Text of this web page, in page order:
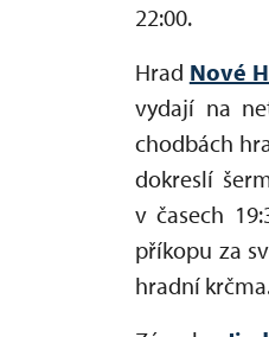
22:00.
Hrad Nové
vydají na
chodbách
dokreslí
v časech
příkopu za
hradní